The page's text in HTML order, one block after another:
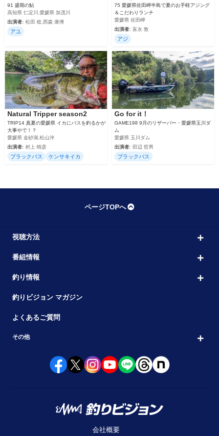
91 盛期の鮎
高知県 仁淀川,愛媛県 加茂川
出演者: 松田 稔,西森 康博
アユ
75 愛媛県佐田岬半島で夏のお手軽アジング
＆こだわりランチ
愛媛県 佐田岬
出演者: 富永 敦
アジ
Natural Tripper season2
TRIP14 真夏の愛媛県 イカにバスを釣るかが
大事やで！？
愛媛県 金砂湖,松山沖
出演者: 村上 晴彦
ブラックバス ケンサキイカ
Go for it！
GAME198 9月のリザーバー・愛媛県玉川ダ
ム
愛媛県 玉川ダム
出演者: 田辺 哲男
ブラックバス
ページTOPへ
視聴方法
番組情報
釣り情報
釣りビジョン マガジン
よくあるご質問
その他
会社概要